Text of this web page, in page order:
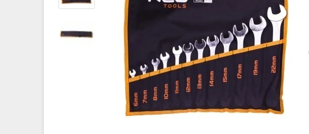
Fotowoltaika
Gniazda i łączniki
Oprawy oświetleniowe